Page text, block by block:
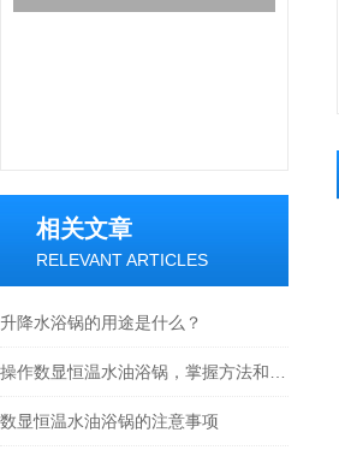
相关文章
RELEVANT ARTICLES
升降水浴锅的用途是什么？
数显恒温水油浴锅的注意事项